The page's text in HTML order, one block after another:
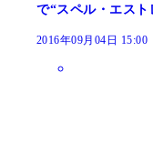
で“スペル・エスト
2016年09月04日 15:00